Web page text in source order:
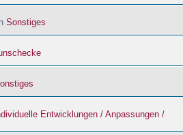
Sonstiges
Entwicklungen / Anpassungen /